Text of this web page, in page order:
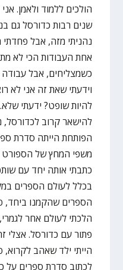
הולכים ללמוד ולאמן.
שנים רבות כדורסל גם
נהניתי מזה, אבל פחדתי
אחת העבודות הכי לא
כשמצליחים, אבל
וידעתי שאת זה אני לא
להיות שופט? ידעתי
להישאר קרוב לכדורסל,
הפותחת הייתה סדרת
משפי המחץ של הספורט
כתבתי אותה יחד עם
בכלל לעולם הספרים
הספרים שהקמנו ביחד,
הלכתי לעולם אחר
פתור עם כדורסל. אצלי
הייתי ילד שאהב לקרוא,
לכתוב סדרת ספרים על